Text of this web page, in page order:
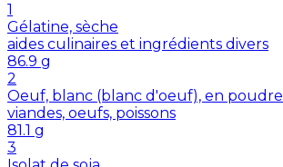
1
Gélatine, sèche
aides culinaires et ingrédients divers
86.9 g
2
Oeuf, blanc (blanc d'oeuf), en poudre
viandes, oeufs, poissons
81.1 g
3